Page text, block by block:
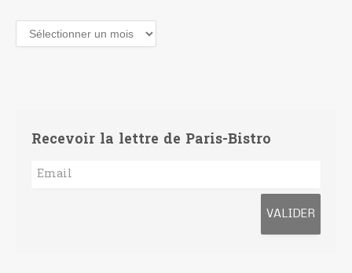
Archives
Recevoir la lettre de Paris-Bistro